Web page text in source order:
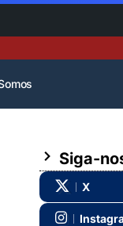
Siga-
X